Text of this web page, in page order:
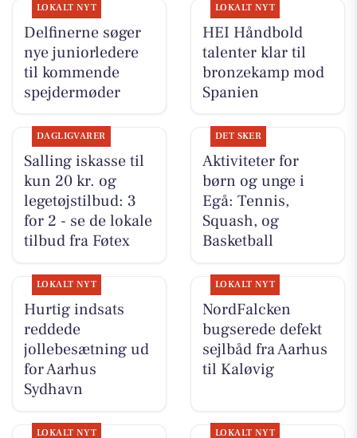
LOKALT NYT
Delfinerne søger
nye juniorledere
til kommende
spejdermøder
LOKALT NYT
HEI Håndbold
talenter klar til
bronzekamp mod
Spanien
DAGLIGVARER
Salling iskasse til
kun 20 kr. og
legetøjstilbud: 3
for 2 - se de lokale
tilbud fra Føtex
DET SKER
Aktiviteter for
børn og unge i
Egå: Tennis,
Squash, og
Basketball
LOKALT NYT
Hurtig indsats
reddede
jollebesætning ud
for Aarhus
Sydhavn
LOKALT NYT
NordFalcken
bugserede defekt
sejlbåd fra Aarhus
til Kaløvig
LOKALT NYT LOKALT NYT